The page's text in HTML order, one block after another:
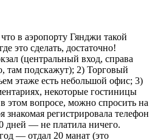
в аэропорту Гянджи такой
это сделать, достаточно!
(центральный вход, справа
там подскажут); 2) Торговый
этаже есть небольшой офис; 3)
некоторые гостиницы
этом вопросе, можно спросить на
регистрировала телефон
дней — не платила ничего.
— отдал 20 манат (это